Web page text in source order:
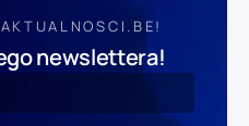
newslettera!